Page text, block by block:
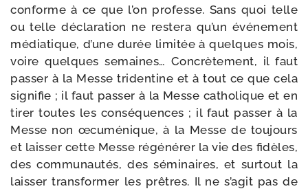
conforme à ce que l’on pro­fesse. Sans quoi telle
ou telle décla­ra­tion ne res­te­ra qu’un évé­ne­ment
média­tique, d’une durée limi­tée à quelques mois,
voire quelques semaines… Concrètement, il faut
pas­ser à la Messe tri­den­tine et à tout ce que cela
signi­fie ; il faut pas­ser à la Messe catho­lique et en
tirer toutes les consé­quences ; il faut pas­ser à la
Messe non œcu­mé­nique, à la Messe de tou­jours
et lais­ser cette Messe régé­né­rer la vie des fidèles,
des com­mu­nau­tés, des sémi­naires, et sur­tout la
lais­ser trans­for­mer les prêtres. Il ne s’agit pas de